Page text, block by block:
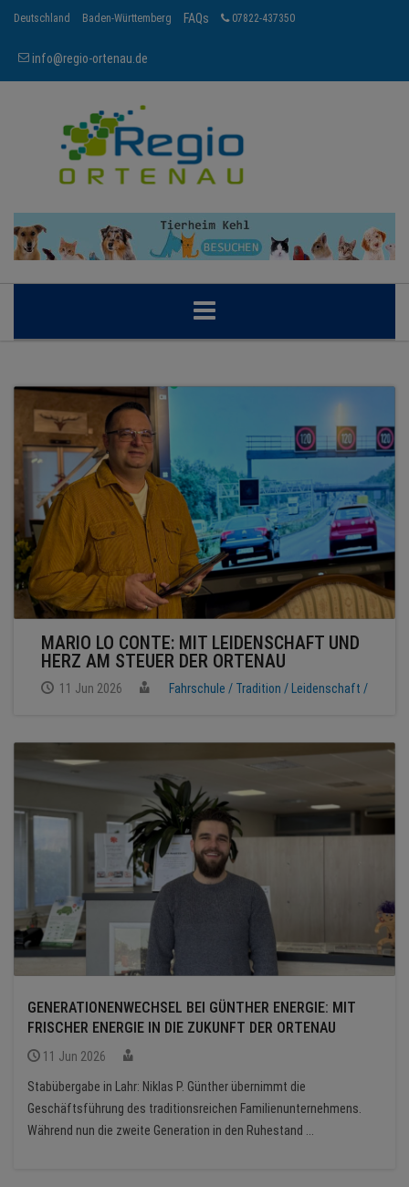
Deutschland Baden-Württemberg FAQs 07822-437350
info@regio-ortenau.de
BRANCHEN
NEWS
TERMINE
ANGEBOTE
JOBS
PODCASTS
MEDIEN
MARIO LO CONTE: MIT LEIDENSCHAFT UND
HERZ AM STEUER DER ORTENAU
11 Jun 2026 Fahrschule / Tradition / Leidenschaft /
GENERATIONENWECHSEL BEI GÜNTHER ENERGIE: MIT
FRISCHER ENERGIE IN DIE ZUKUNFT DER ORTENAU
11 Jun 2026
Stabübergabe in Lahr: Niklas P. Günther übernimmt die
Geschäftsführung des traditionsreichen Familienunternehmens.
Während nun die zweite Generation in den Ruhestand ...